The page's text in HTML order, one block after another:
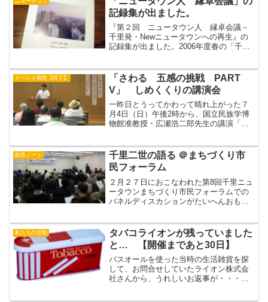
記録集が出ました。
『第２回 ニュータウン人 縁卓会議－
千里発・Newニュータウンへの再生』の
記録集が出ました。2006年度春の「千里
した市民委員の有志があつまり、全国12
の大規模ニ...
イベント報告【終了】
「さわる 五感の挑戦 PART
V」 しめくくりの講演会
一昨日とうってかわって晴れ上がった７
月4日（日）午後2時から、国立民族学博
物館准教授・広瀬浩二郎先生の講演「万
今回のさわる展では、古文書の立体コピ
ーが展示されていま...
館長ノート
千里二世の語る ＠まちづくり市
民フォーラム
２月２７日におこなわれた第8回千里ニュ
ータウンまちづくり市民フォーラムでの
パネルディスカションがたいへんおもし
追跡をし続けている太田さんｖｓ新型
（アラフォー？）の石...
私たちの活動
タバコライオンが残っていました
と… 【開催まであと30日】
バスオールを使った当時の生活雑貨を探
して、お問合せしていたライオン株式会
社さんから、うれしいお返事が・・・